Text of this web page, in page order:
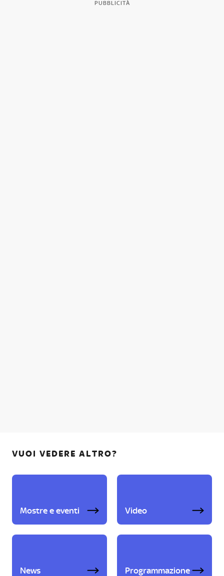
PUBBLICITÀ
VUOI VEDERE ALTRO?
Mostre e eventi Video
News Programmazione